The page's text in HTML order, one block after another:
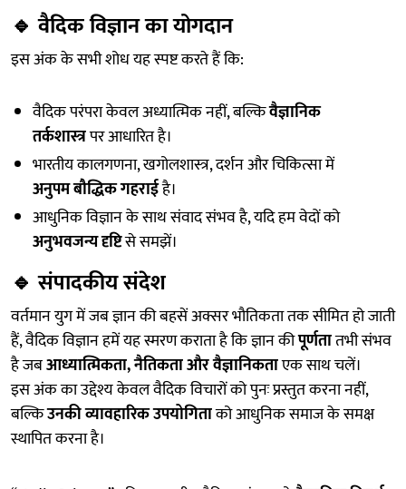
🔹वैदिक विज्ञान का योगदान
इस अंक के सभी शोध यह स्पष्ट करते हैं कि:
वैदिक परंपरा केवल अध्यात्मिक नहीं, बल्किवैज्ञानिक
तर्कशास्त्रपर आधारित है।
भारतीय कालगणना, खगोलशास्त्र, दर्शन और चिकित्सा में
अनुपम बौद्धिक गहराईहै।
आधुनिक विज्ञान के साथ संवाद संभव है, यदि हम वेदों को
अनुभवजन्य दृष्टिसे समझें।
🔹संपादकीय संदेश
वर्तमान युग में जब ज्ञान की बहसें अक्सर भौतिकता तक सीमित हो जाती
हैं, वैदिक विज्ञान हमें यह स्मरण कराता है कि ज्ञान कीपूर्णतातभी संभव
है जबआध्यात्मिकता, नैतिकता और वैज्ञानिकताएक साथ चलें।
इस अंक का उद्देश्य केवल वैदिक विचारों को पुनः प्रस्तुत करना नहीं,
बल्किउनकी व्यावहारिक उपयोगिताको आधुनिक समाज के समक्ष
स्थापित करना है।